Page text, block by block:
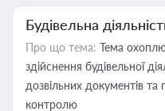
Будівельна
Про що тема: Тема
здійснення будівельної
дозвільних документів
контролю